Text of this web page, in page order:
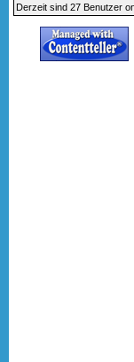
Derzeit sind 27 Benutzer